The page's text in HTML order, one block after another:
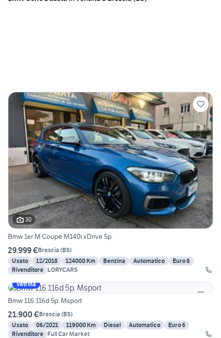
30
Bmw 1er M Coupe M140i xDrive 5p.
29.999 €Brescia (BS)
Usato
12/2018 124000 Km Benzina Automatico
Euro 6
Rivenditore LORYCARS
Vetrina
Bmw 116 116d 5p. Msport
21.900 €Brescia (BS)
Usato
06/2021 119000 Km Diesel Automatico
Euro 6
Rivenditore Full Car Market